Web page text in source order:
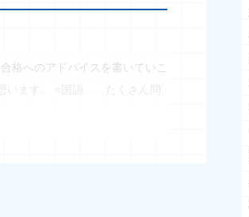
格へのアドバイスを書いていこ
います。 ○国語……たくさん問